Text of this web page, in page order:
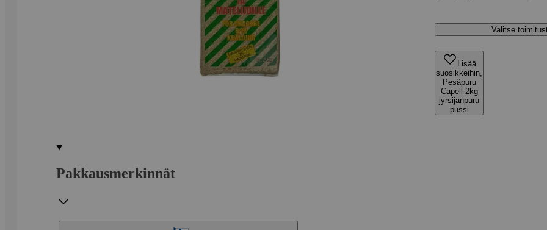
Valitse
Lisää
suosikkeihin,
Pesäpuru
Capell 2kg
jyrsijänpuru
pussi
Pakkausmerkinnät